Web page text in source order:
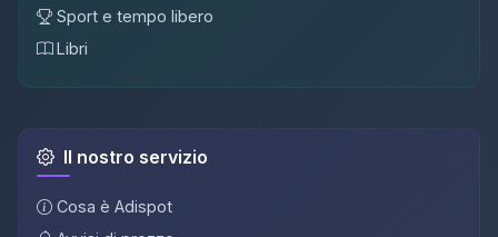
Sport e tempo libero
Libri
Il nostro servizio
Cosa è Adispot